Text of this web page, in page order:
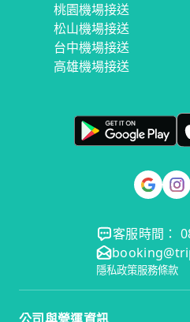
桃園機場接送
松山機場接送
台中機場接送
高雄機場接送
客服時間：
隱私政策服務條款